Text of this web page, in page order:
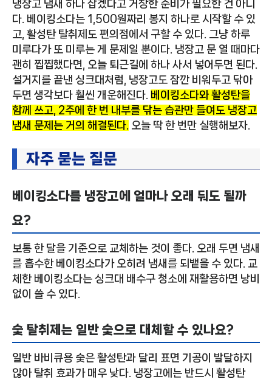
냉장고 냄새 하나 잡겠다고 거창한 준비가 필요한 건 아니
다. 베이킹소다는 1,500원짜리 봉지 하나로 시작할 수 있
고, 활성탄 탈취제도 편의점에서 구할 수 있다. 그냥 하루
미루다가 또 미루는 게 문제일 뿐이다. 냉장고 문 열 때마다
괜히 찝찝했다면, 오늘 퇴근길에 하나 사서 넣어두면 된다.
설거지를 끝낸 싱크대처럼, 냉장고도 잠깐 비워두고 닦아
두면 생각보다 훨씬 개운해진다. 베이킹소다와 활성탄을
함께 쓰고, 2주에 한 번 내부를 닦는 습관만 들여도 냉장고
냄새 문제는 거의 해결된다. 오늘 딱 한 번만 실행해보자.
자주 묻는 질문
베이킹소다를 냉장고에 얼마나 오래 둬도 될까
요?
보통 한 달을 기준으로 교체하는 것이 좋다. 오래 두면 냄새
를 흡수한 베이킹소다가 오히려 냄새를 되뱉을 수 있다. 교
체한 베이킹소다는 싱크대 배수구 청소에 재활용하면 낭비
없이 쓸 수 있다.
숯 탈취제는 일반 숯으로 대체할 수 있나요?
일반 바비큐용 숯은 활성탄과 달리 표면 기공이 발달하지
않아 탈취 효과가 매우 낮다. 냉장고에는 반드시 활성탄